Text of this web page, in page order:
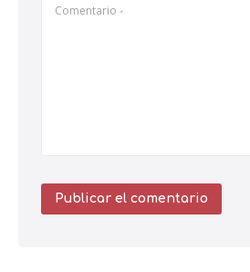
Comentario *